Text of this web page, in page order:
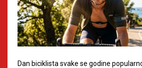
Dan biciklista svake se godine